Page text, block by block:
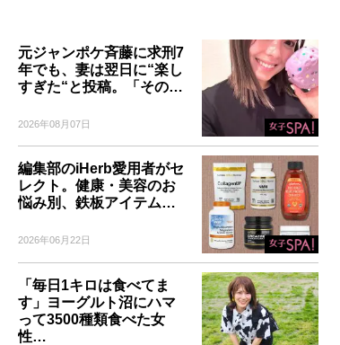
元ジャンポケ斉藤に求刑7
年でも、妻は翌日に“楽し
すぎた“と投稿。「その…
2026年08月07日
編集部のiHerb愛用者がセ
レクト。健康・美容のお
悩み別、鉄板アイテム…
2026年06月22日
「毎日1キロは食べてま
す」ヨーグルト沼にハマ
って3500種類食べた女
性…